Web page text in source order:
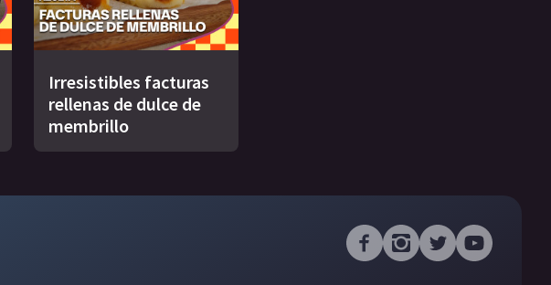
Irresistibles facturas
rellenas de dulce de
membrillo